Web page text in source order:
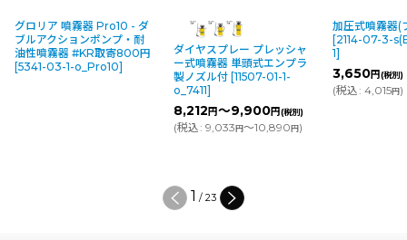
霧器 Pro10 - ダ
ンポンプ・耐
#KR取寄800円
o_Pro10]
ダイヤスプレー プレッシャ
ー式噴霧器 単頭式エンプラ
製ノズル付
11507-01-1-
～9,900円(税別)
円～10,890円)
加圧式噴霧器(フルプラ１L)
2114-07-3-s(B6-1)_10-52-
1]
3,650 (税別)
円)
2 /23